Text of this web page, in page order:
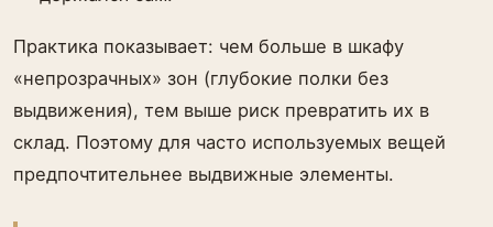
Практика показывает: чем больше в шкафу
«непрозрачных» зон (глубокие полки без
выдвижения), тем выше риск превратить их в
склад. Поэтому для часто используемых вещей
предпочтительнее выдвижные элементы.